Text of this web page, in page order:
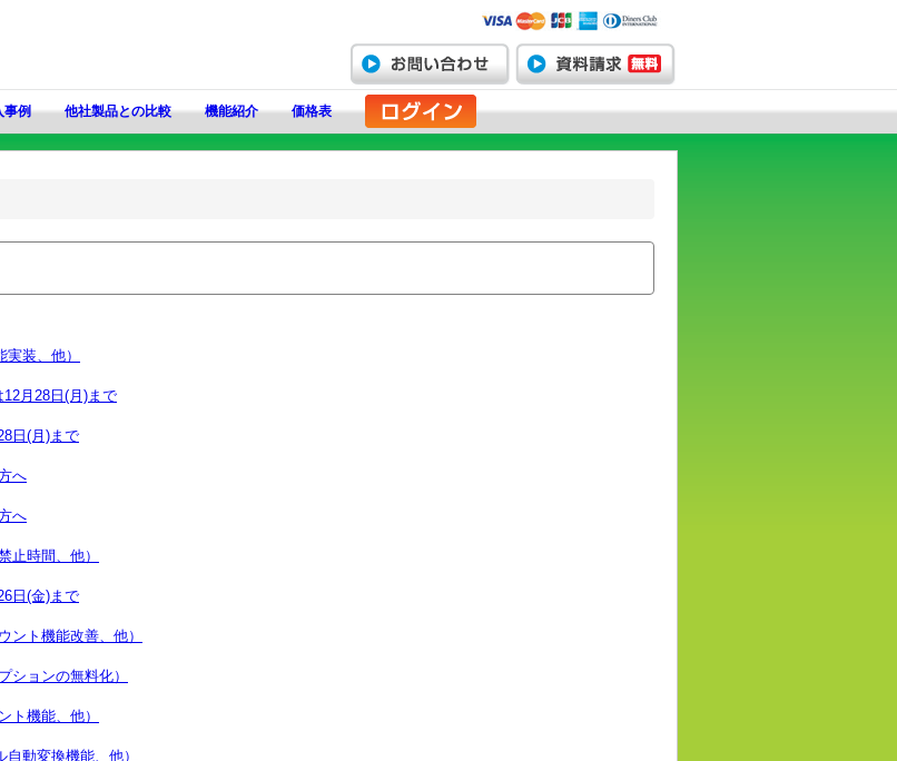
事例 他社製品との比較 機能紹介 価格表
装、他）
月28日(月)まで
日(月)まで
へ
へ
止時間、他）
日(金)まで
ント機能改善、他）
ションの無料化）
ト機能、他）
動変換機能、他）